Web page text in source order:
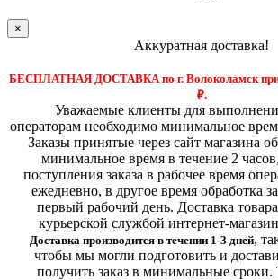
×
Аккуратная доставка!
БЕСПЛАТНАЯ ДОСТАВКА по г. Волоколамск при
₽.
Уважаемые клиенты для
операторам необходимо минимальное
Заказы принятые через сайт магазина
минимальное время в течение 2
поступления заказа в рабочее время
ежедневно, в другое время обработка
первый рабочий день. Доставка
курьерской службой интернет-
Доставка производится в течении 1-3 дней,
чтобы мы могли подготовить и
получить заказ в минимальные сроки.